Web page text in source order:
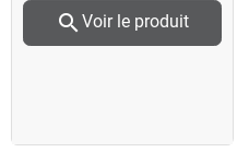
search Voir le produit